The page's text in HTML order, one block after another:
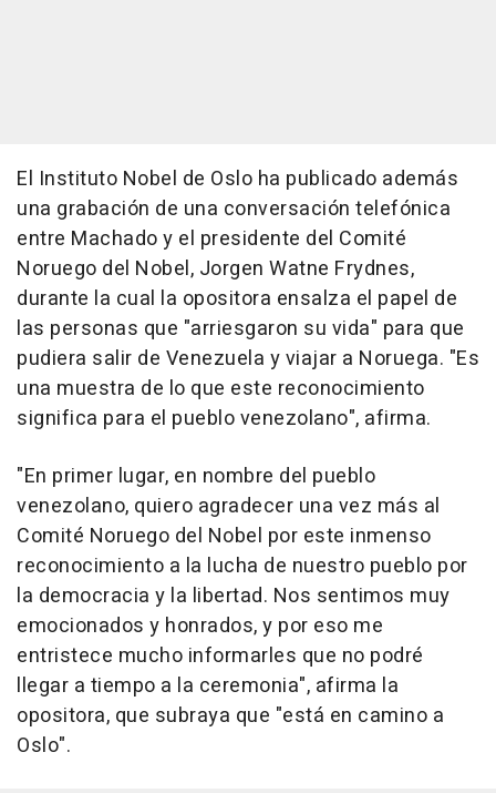
El Instituto Nobel de Oslo ha publicado además
una grabación de una conversación telefónica
entre Machado y el presidente del Comité
Noruego del Nobel, Jorgen Watne Frydnes,
durante la cual la opositora ensalza el papel de
las personas que "arriesgaron su vida" para que
pudiera salir de Venezuela y viajar a Noruega. "Es
una muestra de lo que este reconocimiento
significa para el pueblo venezolano", afirma.
"En primer lugar, en nombre del pueblo
venezolano, quiero agradecer una vez más al
Comité Noruego del Nobel por este inmenso
reconocimiento a la lucha de nuestro pueblo por
la democracia y la libertad. Nos sentimos muy
emocionados y honrados, y por eso me
entristece mucho informarles que no podré
llegar a tiempo a la ceremonia", afirma la
opositora, que subraya que "está en camino a
Oslo".